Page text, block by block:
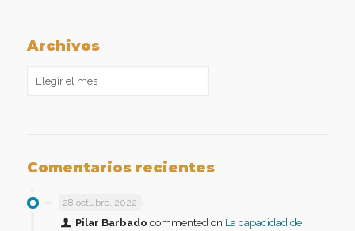
Archivos
Comentarios recientes
28 octubre, 2022
Pilar Barbado commented on La capacidad de